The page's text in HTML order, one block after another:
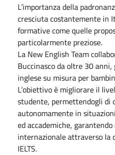
L’importanza della
cresciuta costantemente in
formative come quelle
particolarmente preziose.
La New English Team
Buccinasco da oltre 30
inglese su misura per
L’obiettivo è migliorare il
studente, permettendogli di
autonomamente in
ed accademiche,
internazionale attraverso la
IELTS.